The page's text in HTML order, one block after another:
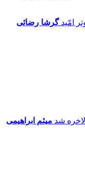
گرشا رضائی
میثم ابراهیمی